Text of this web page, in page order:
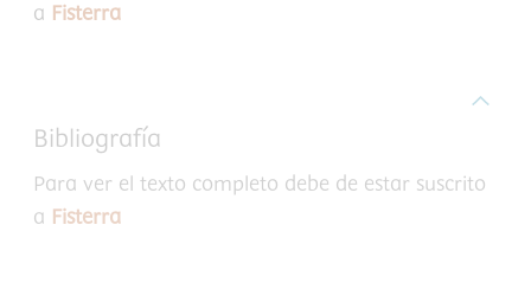
a Fisterra
Bibliografía
Para ver el texto completo debe de estar suscrito
a Fisterra